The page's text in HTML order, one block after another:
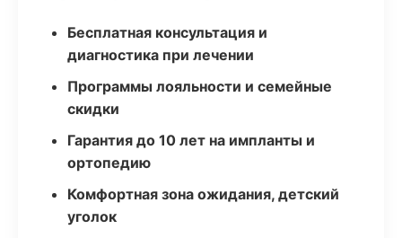
Бесплатная консультация и
диагностика при лечении
Программы лояльности и семейные
скидки
Гарантия до 10 лет на импланты и
ортопедию
Комфортная зона ожидания, детский
уголок